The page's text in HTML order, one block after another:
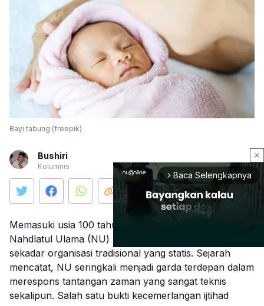
Bayi tabung (freepik)
Bushiri
Kolumnis
Memasuki usia 100 tahun dalam penanggalan Masehi,
Nahdlatul Ulama (NU) membuktikan dirinya bukan
sekadar organisasi tradisional yang statis. Sejarah
mencatat, NU seringkali menjadi garda terdepan dalam
merespons tantangan zaman yang sangat teknis
sekalipun. Salah satu bukti kecemerlangan ijtihad
close
arrow_forward_ios Baca Selengkapnya
Mute